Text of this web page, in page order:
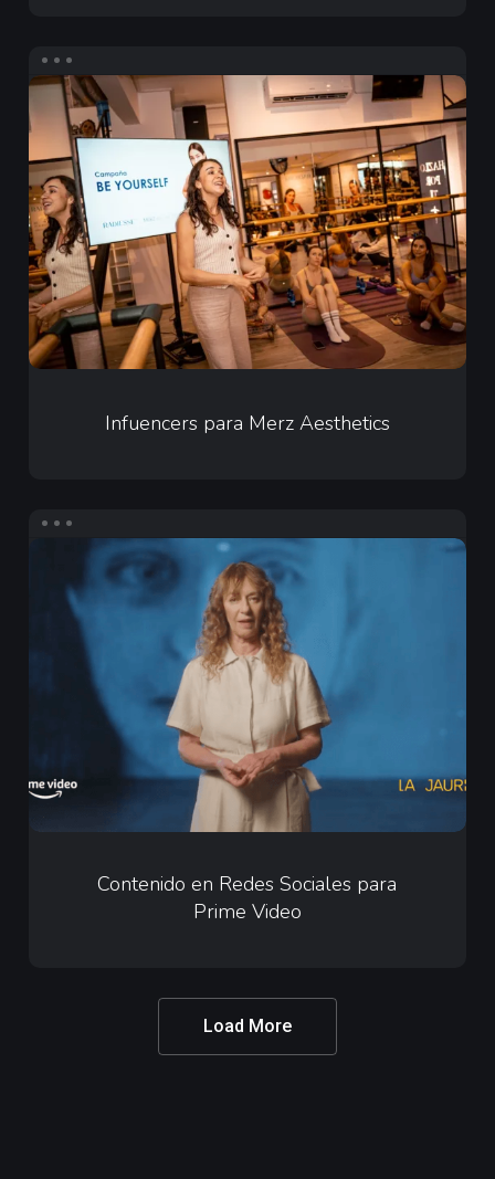
SII
Infuencers
para
Merz
Aesthetics
para
Infuencers para Merz Aesthetics
Contenido
Redes
Sociales
en
Redes
Contenido en Redes Sociales para
Prime Video
Load More